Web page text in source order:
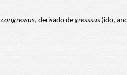
congressus, derivado degresssus (ido,